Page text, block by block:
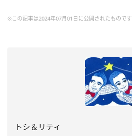
※この記事は2024年07月01日に公開されたものです
トシ＆リティ